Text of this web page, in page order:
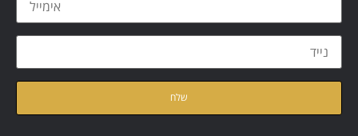
מדיניות הפרטיות